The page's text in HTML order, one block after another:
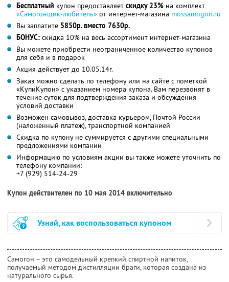
Бесплатный купон предоставляет скидку 23% на комплект
«Самогонщик-любитель» от интернет-магазина mossamogon.ru
Вы заплатите 5850р. вместо 7630р.
БОНУС: скидка 10% на весь ассортимент интернет-магазина
Вы можете приобрести неограниченное количество купонов
для себя и в подарок
Акция действует до 10.05.14г.
Заказ можно сделать по телефону или на сайте с пометкой
«КупиКупон» с указанием номера купона. Вам перезвонят в
течение суток для подтверждения заказа и обсуждения
условий доставки
Возможен самовывоз, доставка курьером, Почтой России
(наложенный платеж), транспортной компанией
Скидка по купону не суммируется с другими специальными
предложениями компании
Информацию по условиям акции вы также можете уточнить по
телефону компании:
+7 (929) 514-24-29
Купон действителен по 10 мая 2014 включительно
Узнай, как воспользоваться купоном
Самогон – это самодельный крепкий спиртной напиток,
получаемый методом дистилляции браги, которая создана из
натурального сырья.